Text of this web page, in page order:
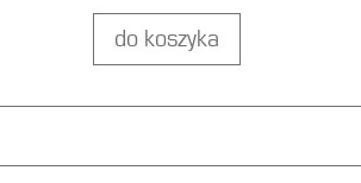
do koszyka